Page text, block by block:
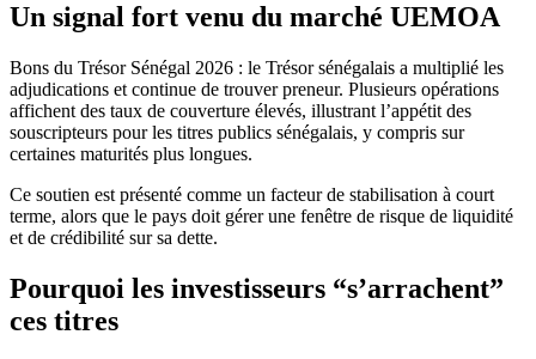
Un signal fort venu du marché UEMOA
Bons du Trésor Sénégal 2026 : le Trésor sénégalais a multiplié les
adjudications et continue de trouver preneur. Plusieurs opérations
affichent des taux de couverture élevés, illustrant l’appétit des
souscripteurs pour les titres publics sénégalais, y compris sur
certaines maturités plus longues.
Ce soutien est présenté comme un facteur de stabilisation à court
terme, alors que le pays doit gérer une fenêtre de risque de liquidité
et de crédibilité sur sa dette.
Pourquoi les investisseurs “s’arrachent”
ces titres